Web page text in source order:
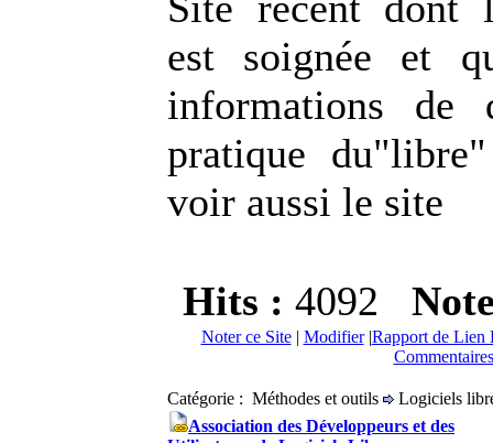
est soignée et
informations de
pratique
voir aussi le site
Hits : 4092
Noter ce Site| Modifier|Rapport de Lien
Catégorie : Méthodes et outils
Logiciels
Association des Développeurs et des